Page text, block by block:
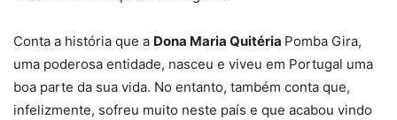
Conta a história que a Dona Maria Quitéria Pomba Gira,
uma poderosa entidade, nasceu e viveu em Portugal uma
boa parte da sua vida. No entanto, também conta que,
infelizmente, sofreu muito neste país e que acabou vindo